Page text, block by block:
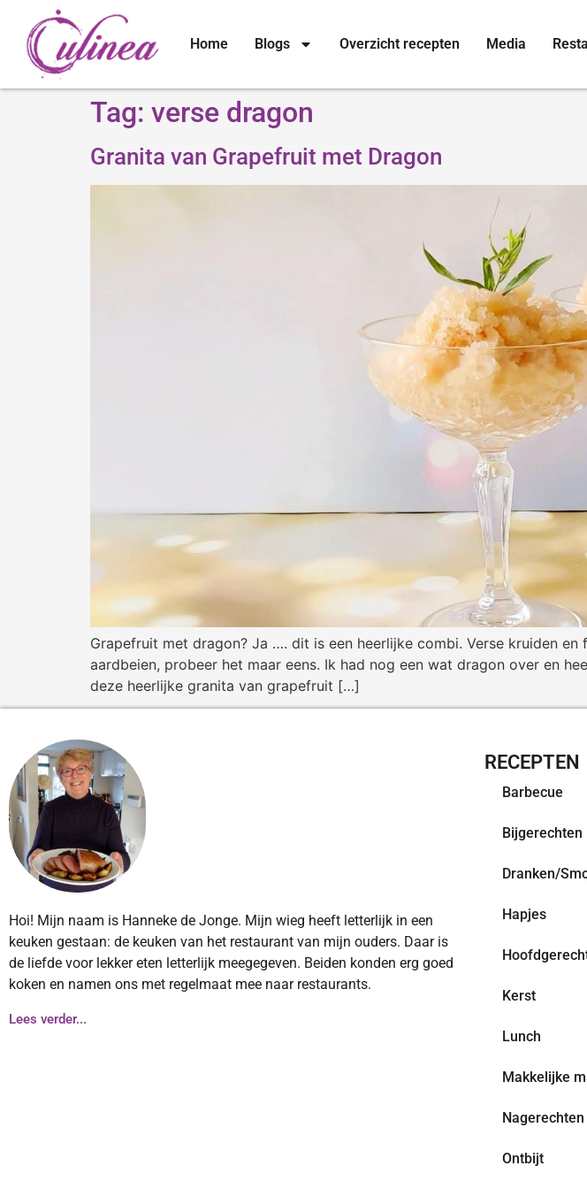
Home Blogs Overzicht recepten Media
Tag: verse dragon
Granita van Grapefruit met Dragon
Grapefruit met dragon? Ja …. dit is een heerlijke combi. Verse kruiden
aardbeien, probeer het maar eens. Ik had nog een wat dragon over en
deze heerlijke granita van grapefruit […]
Hoi! Mijn naam is Hanneke de Jonge. Mijn wieg heeft letterlijk in een
keuken gestaan: de keuken van het restaurant van mijn ouders. Daar is
de liefde voor lekker eten letterlijk meegegeven. Beiden konden erg goed
koken en namen ons met regelmaat mee naar restaurants.
Lees verder...
RECEPTEN
Barbecue
Bijgerechten
Dranken/
Hapjes
Kerst
Lunch
Makkelijke
Nagerechten
Ontbijt